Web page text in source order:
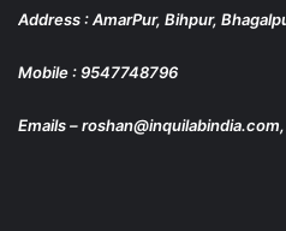
Address : AmarPur, Bihpur,
Mobile : 9547748796
Emails –